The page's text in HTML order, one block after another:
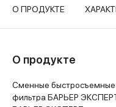
О ПРОДУКТЕ
О продукте
Сменные
фильтра БАРЬЕР